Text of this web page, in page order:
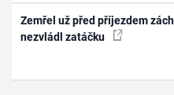
Zemřel už před příjezdem
nezvládl zatáčku